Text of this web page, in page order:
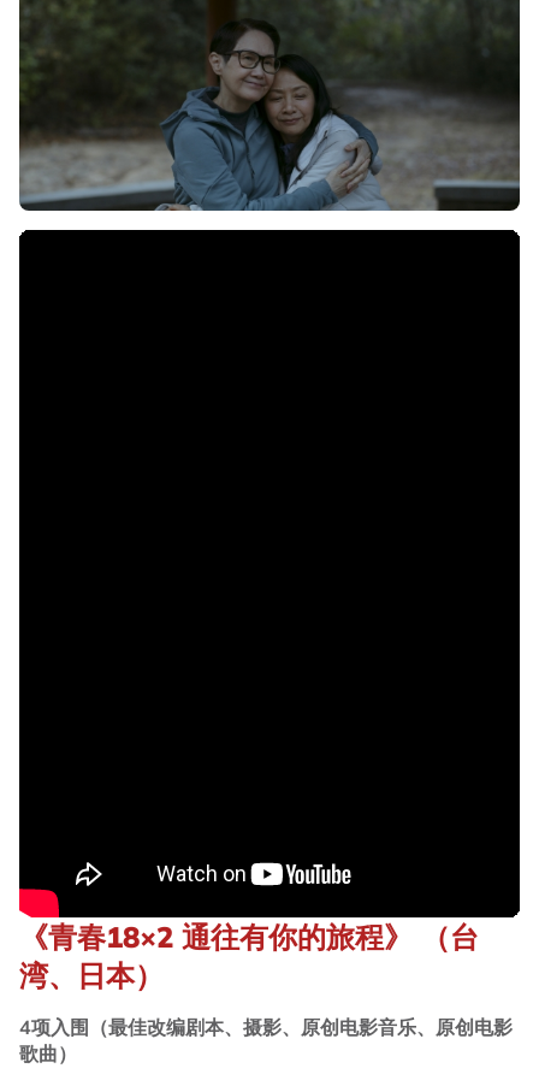
《青春18×2 通往有你的旅程》 （台
湾、日本）
4项入围（最佳改编剧本、摄影、原创电影音乐、原创电影
歌曲）